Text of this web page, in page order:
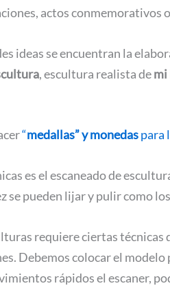
actos conmemorativos
ideas se encuentran la
, escultura realista demi
“medallas” y monedaspara
es el escaneado de
se pueden lijar y pulir como
requiere ciertas
Debemos colocar el
rápidos el escaner,